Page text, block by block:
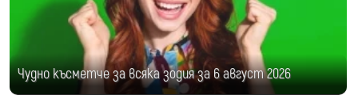
Чудно късметче за всяка зодия за 6 август 2026